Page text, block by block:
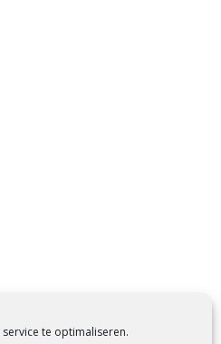
te optimaliseren.